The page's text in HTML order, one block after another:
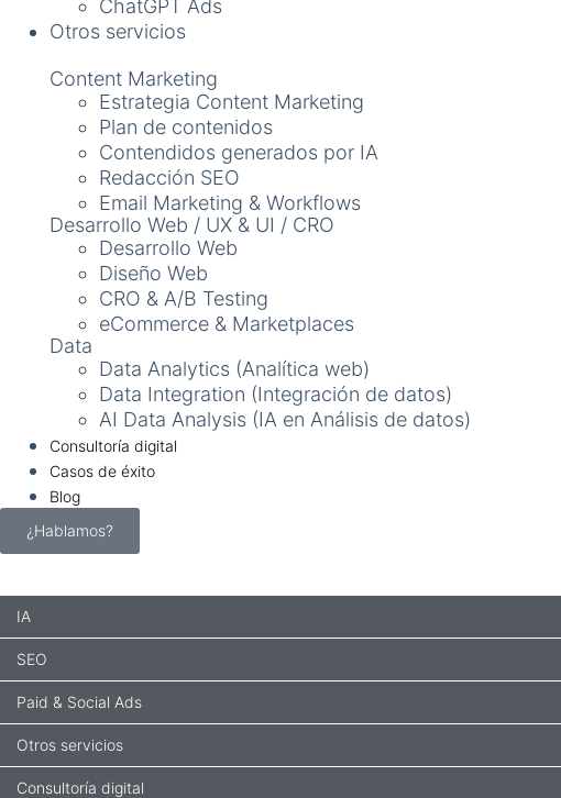
ChatGPT Ads
Otros servicios
Content Marketing
Estrategia Content Marketing
Plan de contenidos
Contendidos generados por IA
Redacción SEO
Email Marketing & Workflows
Desarrollo Web / UX & UI / CRO
Desarrollo Web
Diseño Web
CRO & A/B Testing
eCommerce & Marketplaces
Data
Data Analytics (Analítica web)
Data Integration (Integración de datos)
AI Data Analysis (IA en Análisis de datos)
Consultoría digital
Casos de éxito
Blog
¿Hablamos?
IA
SEO
Paid & Social Ads
Otros servicios
Consultoría digital